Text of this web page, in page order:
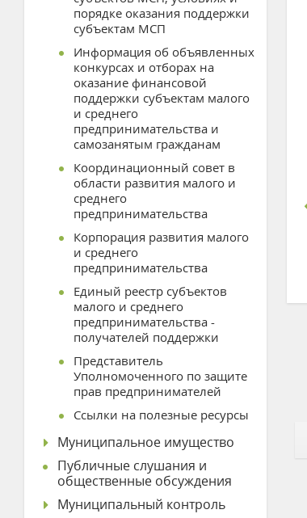
порядке оказания поддержки
субъектам МСП
Информация об объявленных
конкурсах и отборах на
оказание финансовой
поддержки субъектам малого
и среднего
предпринимательства и
самозанятым гражданам
Координационный совет в
области развития малого и
среднего
предпринимательства
Корпорация развития малого
и среднего
предпринимательства
Единый реестр субъектов
малого и среднего
предпринимательства -
получателей поддержки
Представитель
Уполномоченного по защите
прав предпринимателей
Ссылки на полезные ресурсы
Муниципальное имущество
Публичные слушания и
общественные обсуждения
Муниципальный контроль